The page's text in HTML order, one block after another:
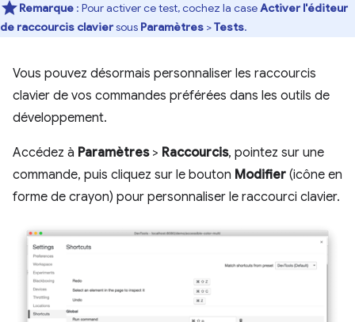
Remarque : Pour activer ce test, cochez la caseActiver l'éditeur
de raccourcis claviersous Paramètres >Tests.
Vous pouvez désormais personnaliser les raccourcis
clavier de vos commandes préférées dans les outils de
développement.
Accédez à Paramètres> Raccourcis, pointez sur une
commande, puis cliquez sur le bouton Modifier (icône en
forme de crayon) pour personnaliser le raccourci clavier.